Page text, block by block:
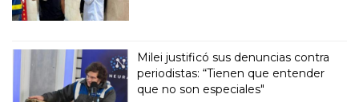
Milei justificó sus denuncias contra
periodistas: “Tienen que entender
que no son especiales"